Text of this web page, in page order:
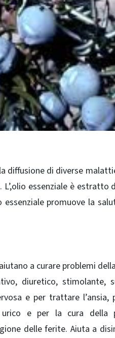
diffusione di diverse
L’,olio essenziale è estratto
essenziale promuove la
a curare problemi
diuretico, stimolante,
e per trattare
urico e per la cura della
delle ferite. Aiuta a